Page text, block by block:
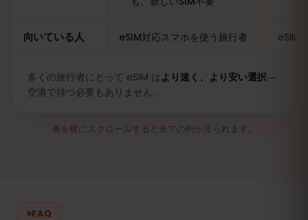
向いている人 eSIM対応スマホを使う旅行者 eSIM
多くの旅行者にとって eSIM は より速く、より安い選択―
空港で待つ必要もありません。
表を横にスクロールすると全ての列が見られます。
FAQ